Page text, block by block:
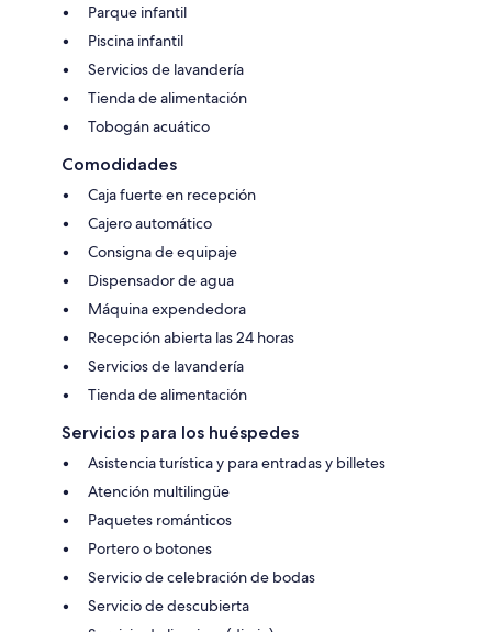
Parque infantil
Piscina infantil
Servicios de lavandería
Tienda de alimentación
Tobogán acuático
Comodidades
Caja fuerte en recepción
Cajero automático
Consigna de equipaje
Dispensador de agua
Máquina expendedora
Recepción abierta las 24 horas
Servicios de lavandería
Tienda de alimentación
Servicios para los huéspedes
Asistencia turística y para entradas y billetes
Atención multilingüe
Paquetes románticos
Portero o botones
Servicio de celebración de bodas
Servicio de descubierta